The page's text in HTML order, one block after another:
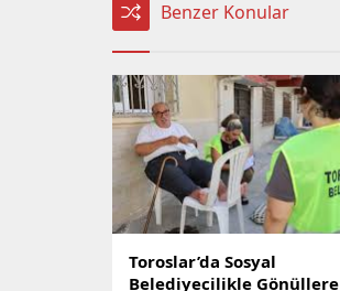
Benzer Konular
Toroslar’da Sosyal
Belediyecilikle Gönüllere